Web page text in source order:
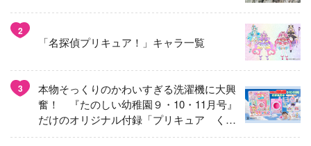
2
「名探偵プリキュア！」キャラ一覧
3
本物そっくりのかわいすぎる洗濯機に大興
奮！ 『たのしい幼稚園９・10・11月号』
だけのオリジナル付録「プリキュア くる
くるせんたくき」